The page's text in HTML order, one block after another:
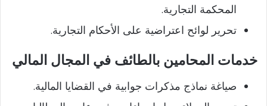
المحكمة التجارية.
تحرير لوائح اعتراضية على الأحكام التجارية.
خدمات المحامين بالطائف في المجال المالي
صياغة نماذج مذكرات جوابية في القضايا المالية.